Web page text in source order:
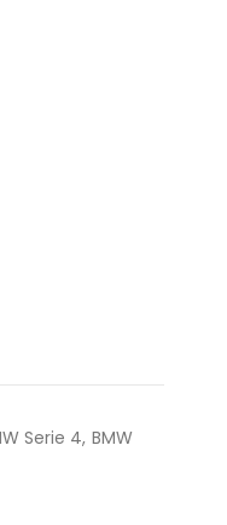
Serie 4, BMW